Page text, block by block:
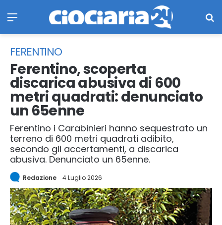
FERENTINO
Ferentino, scoperta
discarica abusiva di 600
metri quadrati: denunciato
un 65enne
Ferentino i Carabinieri hanno sequestrato un
terreno di 600 metri quadrati adibito,
secondo gli accertamenti, a discarica
abusiva. Denunciato un 65enne.
Redazione 4 Luglio 2026